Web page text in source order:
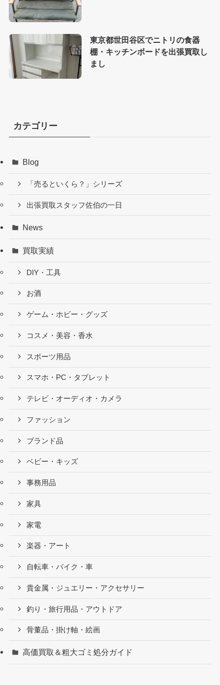
東京都世田谷区でニトリの食器
棚・キッチンボードを出張買取し
まし
カテゴリー
Blog
「売るといくら？」シリーズ
出張買取スタッフ佐伯の一日
News
買取実績
DIY・工具
お酒
ゲーム・ホビー・グッズ
コスメ・美容・香水
スポーツ用品
スマホ・PC・タブレット
テレビ・オーディオ・カメラ
ファッション
ブランド品
ベビー・キッズ
事務用品
家具
家電
楽器・アート
自転車・バイク・車
貴金属・ジュエリー・アクセサリー
釣り・旅行用品・アウトドア
骨董品・掛け軸・絵画
高価買取＆粗大ゴミ処分ガイド